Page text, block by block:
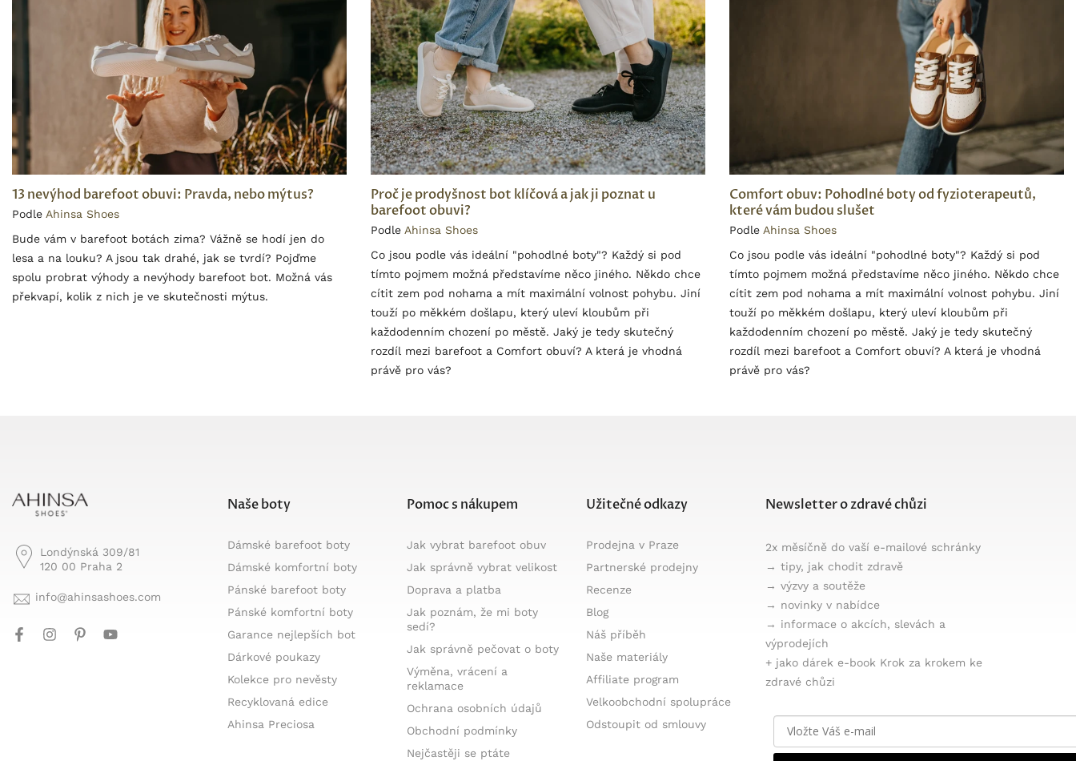
13 nevýhod barefoot obuvi: Pravda, nebo mýtus?
Podle Ahinsa Shoes
Bude vám v barefoot botách zima? Vážně se hodí jen do
lesa a na louku? A jsou tak drahé, jak se tvrdí? Pojďme
spolu probrat výhody a nevýhody barefoot bot. Možná vás
překvapí, kolik z nich je ve skutečnosti mýtus.
Proč je prodyšnost bot klíčová a jak ji poznat u
barefoot obuvi?
Podle Ahinsa Shoes
Co jsou podle vás ideální "pohodlné boty"? Každý si pod
tímto pojmem možná představíme něco jiného. Někdo chce
cítit zem pod nohama a mít maximální volnost pohybu. Jiní
touží po měkkém došlapu, který uleví kloubům při
každodenním chození po městě. Jaký je tedy skutečný
rozdíl mezi barefoot a Comfort obuví? A která je vhodná
právě pro vás?
Comfort obuv: Pohodlné boty od fyzioterapeutů,
které vám budou slušet
Podle Ahinsa Shoes
Co jsou podle vás ideální "pohodlné boty"? Každý si pod
tímto pojmem možná představíme něco jiného. Někdo chce
cítit zem pod nohama a mít maximální volnost pohybu. Jiní
touží po měkkém došlapu, který uleví kloubům při
každodenním chození po městě. Jaký je tedy skutečný
rozdíl mezi barefoot a Comfort obuví? A která je vhodná
právě pro vás?
Londýnská 309/81
120 00 Praha 2
info@ahinsashoes.com
Naše boty
Dámské barefoot boty
Dámské komfortní boty
Pánské barefoot boty
Pánské komfortní boty
Garance nejlepších bot
Dárkové poukazy
Kolekce pro nevěsty
Recyklovaná edice
Ahinsa Preciosa
Pomoc s nákupem
Jak vybrat barefoot obuv
Jak správně vybrat velikost
Doprava a platba
Jak poznám, že mi boty
sedí?
Jak správně pečovat o boty
Výměna, vrácení a
reklamace
Ochrana osobních údajů
Obchodní podmínky
Nejčastěji se ptáte
Užitečné odkazy
Prodejna v Praze
Partnerské prodejny
Recenze
Blog
Náš příběh
Naše materiály
Affiliate program
Velkoobchodní spolupráce
Odstoupit od smlouvy
Newsletter o zdravé chůzi
2x měsíčně do vaší e-mailové schránky
→ tipy, jak chodit zdravě
→ výzvy a soutěže
→ novinky v nabídce
→ informace o akcích, slevách a
výprodejích
+ jako dárek e-book Krok za krokem ke
zdravé chůzi